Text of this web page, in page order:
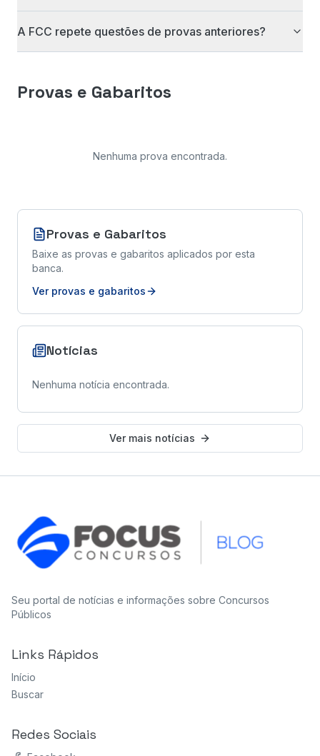
A FCC repete questões de provas anteriores?
Provas e Gabaritos
Nenhuma prova encontrada.
Provas e Gabaritos
Baixe as provas e gabaritos aplicados por esta
banca.
Ver provas e gabaritos
Notícias
Nenhuma notícia encontrada.
Ver mais notícias
Seu portal de notícias e informações sobre Concursos
Públicos
Links Rápidos
Início
Buscar
Redes Sociais